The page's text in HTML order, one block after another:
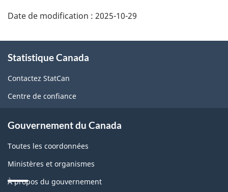
Date de modification : 2025-10-29
propos
de
ce
Statistique Canada
Contactez StatCan
Centre de confiance
Gouvernement du Canada
Toutes les coordonnées
Ministères et organismes
À propos du gouvernement